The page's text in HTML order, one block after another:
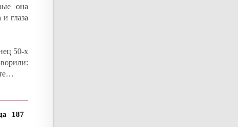
она
глаза
50-х
187